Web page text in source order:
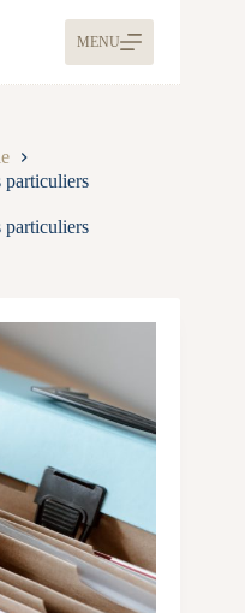
MENU
particuliers
particuliers